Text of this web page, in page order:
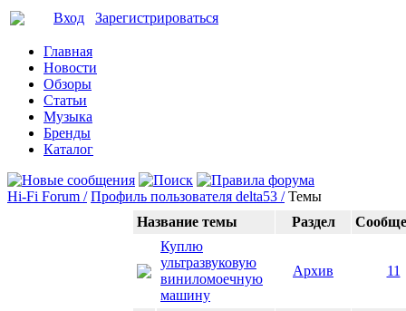
Вход Зарегистрироваться
Главная
Новости
Обзоры
Статьи
Музыка
Бренды
Каталог
Hi-Fi Forum / Профиль пользователя delta53 / Темы
Название темы Раздел
Куплю
ультразвуковую
виниломоечную
машину
Архив 11